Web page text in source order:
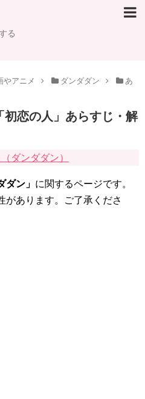
る
やアニメ ダンダダン
あ
初恋の人」あらすじ・解
ダンダダン）
ダン」 に関するページです。
あります。ご了承くださ